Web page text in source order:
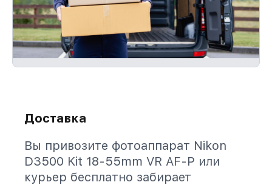
Доставка
Вы привозите фотоаппарат Nikon
D3500 Kit 18-55mm VR AF-P или
курьер бесплатно забирает